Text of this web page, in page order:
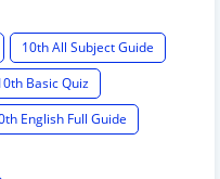
10th All Subject Guide
Basic Quiz
English Full Guide